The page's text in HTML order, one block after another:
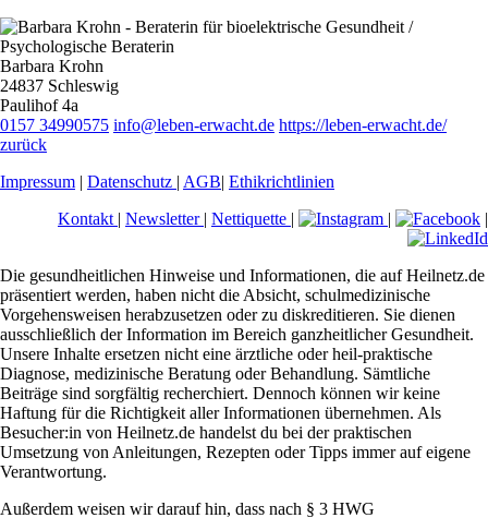
Barbara Krohn
24837 Schleswig
Paulihof 4a
0157 34990575 info@leben-erwacht.de https://leben-erwacht.de/
zurück
Impressum | Datenschutz | AGB| Ethikrichtlinien
Kontakt | Newsletter | Nettiquette | | |
Die gesundheitlichen Hinweise und Informationen, die auf Heilnetz.de
präsentiert werden, haben nicht die Absicht, schulmedizinische
Vorgehensweisen herabzusetzen oder zu diskreditieren. Sie dienen
ausschließlich der Information im Bereich ganzheitlicher Gesundheit.
Unsere Inhalte ersetzen nicht eine ärztliche oder heil-praktische
Diagnose, medizinische Beratung oder Behandlung. Sämtliche
Beiträge sind sorgfältig recherchiert. Dennoch können wir keine
Haftung für die Richtigkeit aller Informationen übernehmen. Als
Besucher:in von Heilnetz.de handelst du bei der praktischen
Umsetzung von Anleitungen, Rezepten oder Tipps immer auf eigene
Verantwortung.
Außerdem weisen wir darauf hin, dass nach § 3 HWG